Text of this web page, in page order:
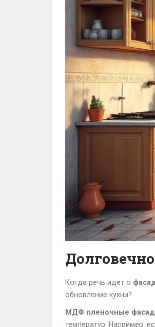
Когда речь идет о
обновление кухни?
МДФ пленочные
температур. Например,